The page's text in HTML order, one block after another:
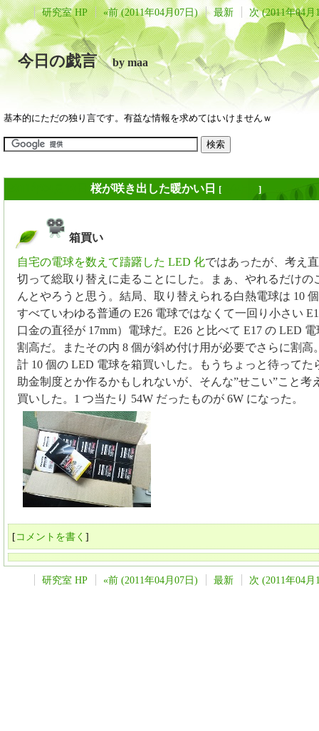
研究室 HP «前 (2011年04月07日) 最新 次 (2011年04月
今日の戯言by maa
基本的にただの独り言です。有益な情報を求めてはいけませんｗ
桜が咲き出した暖かい日 [ ]
箱買い
自宅の電球を数えて躊躇した LED 化ではあったが、考え
切って総取り替えに走ることにした。まぁ、やれるだけの
んとやろうと思う。結局、取り替えられる白熱電球は 10
すべていわゆる普通の E26 電球ではなくて一回り小さい
口金の直径が 17mm）電球だ。E26 と比べて E17 の LED
割高だ。またその内 8 個が斜め付け用が必要でさらに割高
計 10 個の LED 電球を箱買いした。もうちょっと待ってた
助金制度とか作るかもしれないが、そんな”せこい”こと考
買いした。1 つ当たり 54W だったものが 6W になった。
[コメントを書く ]
研究室 HP «前 (2011年04月07日) 最新 次 (2011年04月